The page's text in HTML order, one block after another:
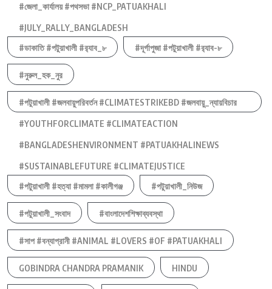
#জেলা_কার্যালয় #পথসভা #NCP_PATUAKHALI
#JULY_RALLY_BANGLADESH
#ডাকাতি #পটুয়াখালী #র‍্যাব_৮
#দূর্গাপুজা #পটুয়াখালী #র‍্যাব-৮
#নুরুল_হক_নুর
#পটুয়াখালী #জলবায়ুপরিবর্তন #CLIMATESTRIKEBD #জলবায়ু_ন্যায়বিচার
#YOUTHFORCLIMATE #CLIMATEACTION
#BANGLADESHENVIRONMENT #PATUAKHALINEWS
#SUSTAINABLEFUTURE #CLIMATEJUSTICE
#পটুয়াখালী #হত্যা #মামলা #কালীগঞ্জ
#পটুয়াখালী_নিউজ
#পটুয়াখালী_সংবাদ #বাংলাদেশশিক্ষাব্যবস্থা
#সাপ #বন্যাপ্রানী #ANIMAL #LOVERS #OF #PATUAKHALI
GOBINDRA CHANDRA PRAMANIK HINDU